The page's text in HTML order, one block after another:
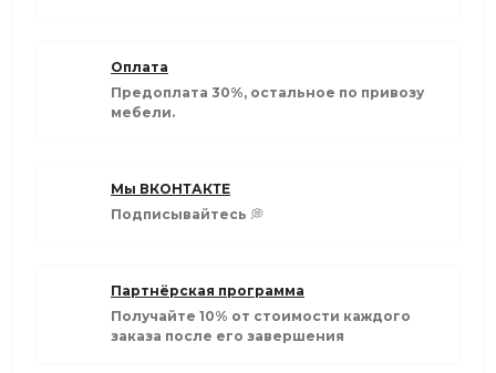
Оплата
Предоплата 30%, остальное по привозу
мебели.
Мы ВКОНТАКТЕ
Подписывайтесь 💭
Партнёрская программа
Получайте 10% от стоимости каждого
заказа после его завершения